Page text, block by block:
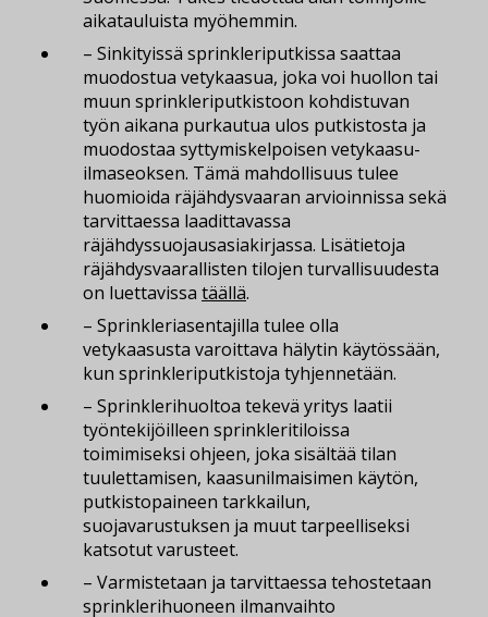
aikatauluista myöhemmin.
– Sinkityissä sprinkleriputkissa saattaa
muodostua vetykaasua, joka voi huollon tai
muun sprinkleriputkistoon kohdistuvan
työn aikana purkautua ulos putkistosta ja
muodostaa syttymiskelpoisen vetykaasu-
ilmaseoksen. Tämä mahdollisuus tulee
huomioida räjähdysvaaran arvioinnissa sekä
tarvittaessa laadittavassa
räjähdyssuojausasiakirjassa. Lisätietoja
räjähdysvaarallisten tilojen turvallisuudesta
on luettavissa täällä.
– Sprinkleriasentajilla tulee olla
vetykaasusta varoittava hälytin käytössään,
kun sprinkleriputkistoja tyhjennetään.
– Sprinklerihuoltoa tekevä yritys laatii
työntekijöilleen sprinkleritiloissa
toimimiseksi ohjeen, joka sisältää tilan
tuulettamisen, kaasunilmaisimen käytön,
putkistopaineen tarkkailun,
suojavarustuksen ja muut tarpeelliseksi
katsotut varusteet.
– Varmistetaan ja tarvittaessa tehostetaan
sprinklerihuoneen ilmanvaihto